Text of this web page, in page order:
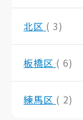
北区 ( 3)
板橋区 ( 6)
練馬区 ( 2)